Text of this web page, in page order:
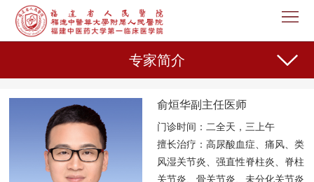
院
新
专家简介
俞烜华副主任医师
门诊时间：二全天，三上午
擅长治疗： 高尿酸血症、痛风、类
风湿关节炎、强直性脊柱炎、脊柱
关节炎、骨关节炎、未分化关节炎